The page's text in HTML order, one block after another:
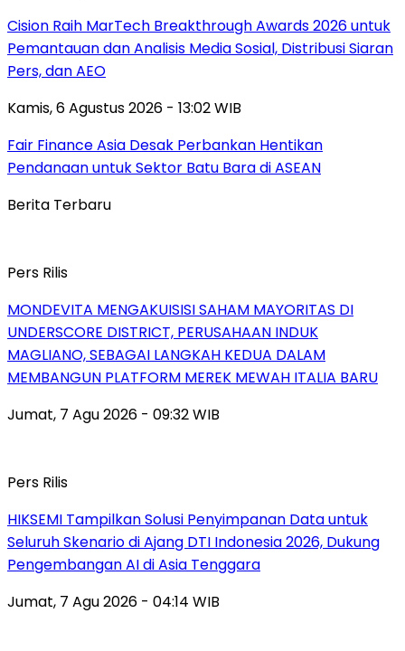
Cision Raih MarTech Breakthrough Awards 2026 untuk
Pemantauan dan Analisis Media Sosial, Distribusi Siaran
Pers, dan AEO
Kamis, 6 Agustus 2026 - 13:02 WIB
Fair Finance Asia Desak Perbankan Hentikan
Pendanaan untuk Sektor Batu Bara di ASEAN
Berita Terbaru
Pers Rilis
MONDEVITA MENGAKUISISI SAHAM MAYORITAS DI
UNDERSCORE DISTRICT, PERUSAHAAN INDUK
MAGLIANO, SEBAGAI LANGKAH KEDUA DALAM
MEMBANGUN PLATFORM MEREK MEWAH ITALIA BARU
Jumat, 7 Agu 2026 - 09:32 WIB
Pers Rilis
HIKSEMI Tampilkan Solusi Penyimpanan Data untuk
Seluruh Skenario di Ajang DTI Indonesia 2026, Dukung
Pengembangan AI di Asia Tenggara
Jumat, 7 Agu 2026 - 04:14 WIB